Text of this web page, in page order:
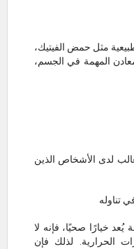
مثل حمض الفيتيك،
المهمة في الجسم،
لدى الأشخاص الذين
خيارًا صحيًا، فإنه لا
الحرارية. لذلك فإن